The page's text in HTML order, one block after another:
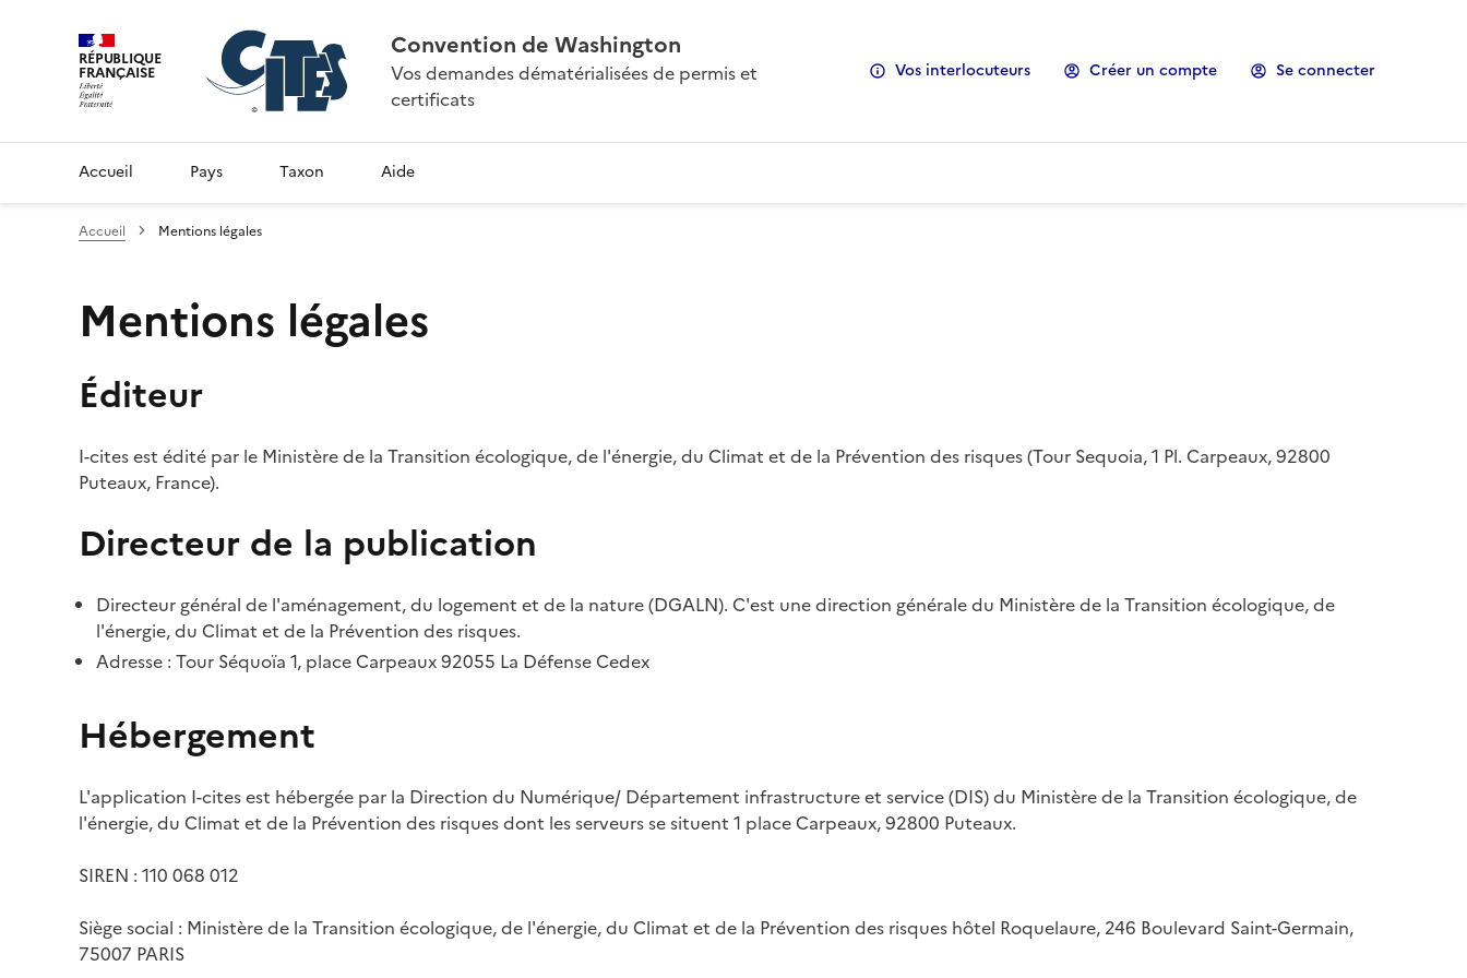
RÉPUBLIQUE
FRANÇAISE
Convention de Washington
Vos demandes dématérialisées de permis et
certificats
Vos interlocuteurs Créer un compte Se connecter
Accueil Pays Taxon Aide
Accueil Mentions légales
Mentions légales
Éditeur
I-cites est édité par le Ministère de la Transition écologique, de l'énergie, du Climat et de la Prévention des risques (Tour Sequoia, 1 Pl. Carpeaux, 92800
Puteaux, France).
Directeur de la publication
Directeur général de l'aménagement, du logement et de la nature (DGALN). C'est une direction générale du Ministère de la Transition écologique, de
l'énergie, du Climat et de la Prévention des risques.
Adresse : Tour Séquoïa 1, place Carpeaux 92055 La Défense Cedex
Hébergement
L'application I-cites est hébergée par la Direction du Numérique/ Département infrastructure et service (DIS) du Ministère de la Transition écologique, de
l'énergie, du Climat et de la Prévention des risques dont les serveurs se situent 1 place Carpeaux, 92800 Puteaux.
SIREN : 110 068 012
Siège social : Ministère de la Transition écologique, de l'énergie, du Climat et de la Prévention des risques hôtel Roquelaure, 246 Boulevard Saint-Germain,
75007 PARIS